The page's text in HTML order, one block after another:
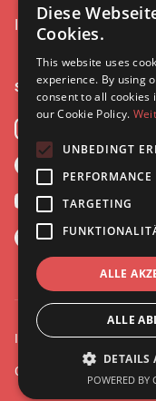
Interviews
Social
Facebook
YouTube
Spotify
Copyright 2024 by
Impressum
Diese
Cookies.
This website uses
experience. By using
consent to all cookies
our Cookie Policy.
UNBEDINGT
PERFORMANCE
TARGETING
ALLE
ALLE
DETAILS
POWERED BY